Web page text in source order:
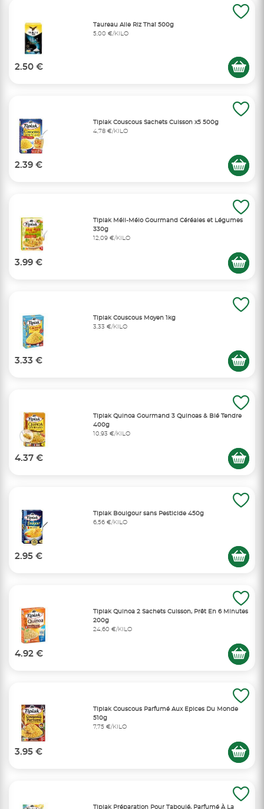
Taureau Aile Riz Thaï 500g
5,00 €/KILO
2.50 €
Tipiak Couscous Sachets Cuisson x5 500g
4,78 €/KILO
2.39 €
Tipiak Méli-Mélo Gourmand Céréales et Légumes
330g
12,09 €/KILO
3.99 €
Tipiak Couscous Moyen 1kg
3,33 €/KILO
3.33 €
Tipiak Quinoa Gourmand 3 Quinoas & Blé Tendre
400g
10,93 €/KILO
4.37 €
Tipiak Boulgour sans Pesticide 450g
6,56 €/KILO
2.95 €
Tipiak Quinoa 2 Sachets Cuisson, Prêt En 6 Minutes
200g
24,60 €/KILO
4.92 €
Tipiak Couscous Parfumé Aux Epices Du Monde
510g
7,75 €/KILO
3.95 €
Tipiak Préparation Pour Taboulé, Parfumé À La